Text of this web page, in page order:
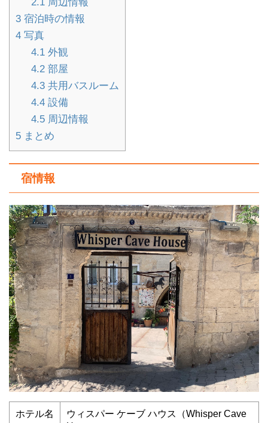
3 宿泊時の情報
4 写真
4.1外観
4.2部屋
4.3共用バスルーム
4.4設備
4.5周辺情報
5 まとめ
宿情報
ホテル名
ウィスパー ケーブ ハウス（Whisper Cave